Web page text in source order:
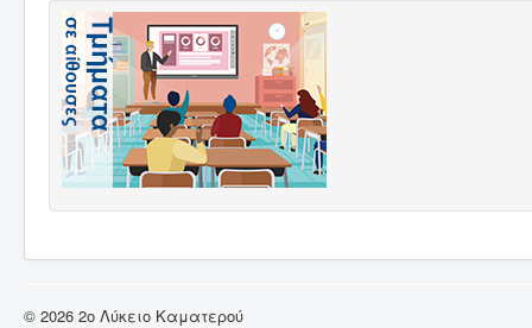
© 2026 2ο Λύκειο Καματερού